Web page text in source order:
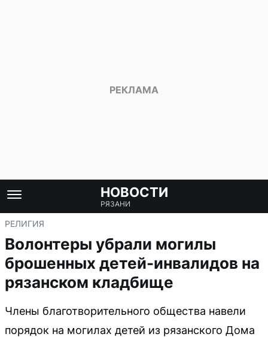
НОВОСТИ
РЯЗАНИ
РЕЛИГИЯ
Волонтеры убрали могилы
брошенных детей-инвалидов на
рязанском кладбище
Члены благотворительного общества навели
порядок на могилах детей из рязанского Дома